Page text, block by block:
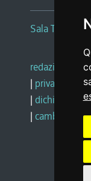
Sala Tiziano
redazione web
| privacy
|
| cambio